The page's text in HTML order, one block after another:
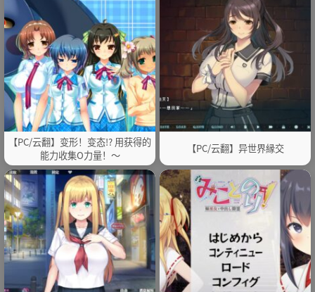
【PC/云翻】变形！变态!? 用获得的
能力收集O力量！～
【PC/云翻】异世界縁交